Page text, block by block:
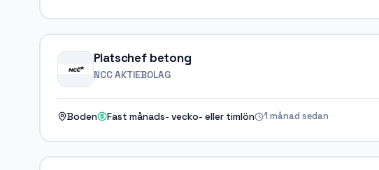
Platschef betong
NCC AKTIEBOLAG
Boden Fast månads- vecko- eller timlön 1 månad sedan